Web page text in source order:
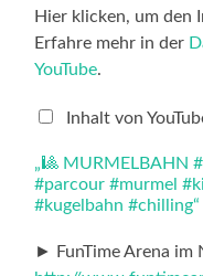
„🎱
MURMELBAHN
#satisfying
#murmelbahn
#parcour
#kindsein
#rennen
#kugelbahn
#chilling“
von
Hier klicken, um den
Erfahre mehr in der
YouTube.
Inhalt von
„🎱 MURMELBAHN
#parcour #murmel
#kugelbahn
► FunTime Arena im